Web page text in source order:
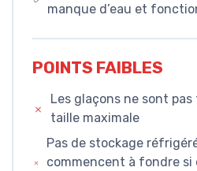
manque d’eau et
POINTS FAIBLES
Les glaçons ne sont
taille maximale
Pas de stockage
commencent à fondre si